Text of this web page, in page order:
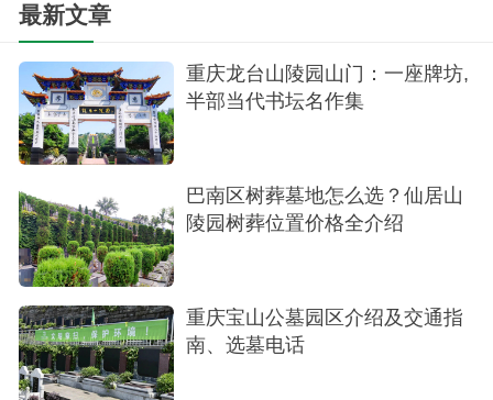
在重庆多家陵园的对比中，龙居山陵园的江南
风格环境，无疑提供了一种更具人文关怀和审美价
值的选择。它证明了，生命的终点站并非终点，而
可以是一处安放于诗画之中的永恒家园，让每一个
灵魂都能在山城怀抱里，觅得一份江南水乡般的宁
静与安详。
最新文章
重庆龙台山陵园山门：一座牌坊,
半部当代书坛名作集
巴南区树葬墓地怎么选？仙居山
陵园树葬位置价格全介绍
重庆宝山公墓园区介绍及交通指
南、选墓电话